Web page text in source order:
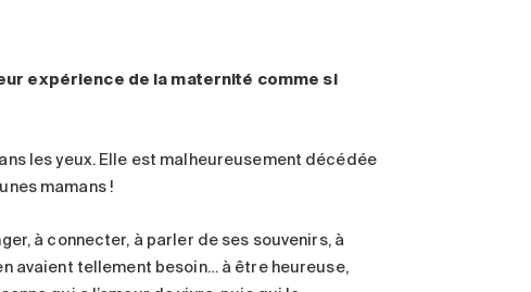
expérience de la maternité comme si
les yeux. Elle est malheureusement décédée
mamans !
à connecter, à parler de ses souvenirs, à
avaient tellement besoin… à être heureuse,